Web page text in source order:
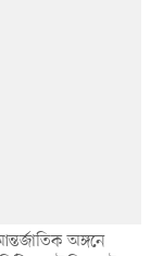
অঙ্গনে